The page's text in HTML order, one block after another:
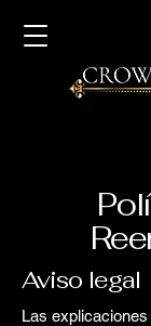
Aviso legal
Las